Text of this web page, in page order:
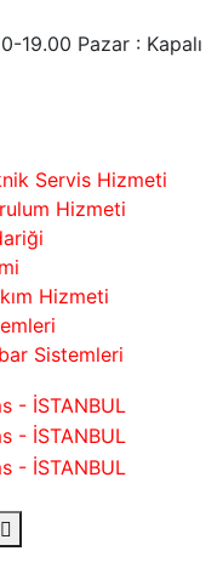
19.00 Pazar : Kapalı
Servis Hizmeti
Hizmeti
Hizmeti
Sistemleri